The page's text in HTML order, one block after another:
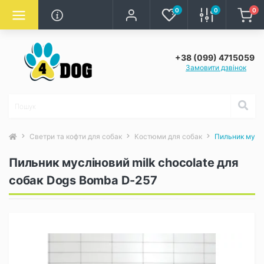
0 0 0
+38 (099) 4715059
Замовити дзвінок
Светри та кофти для собак Костюми для собак Пильник
Пильник мусліновий milk chocolate для
собак Dogs Bomba D-257